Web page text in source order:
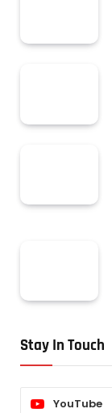
Stay In Touch
YouTube